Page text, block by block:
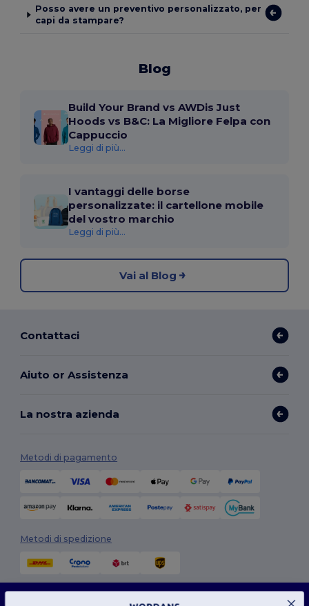
Posso avere un preventivo personalizzato, per
capi da stampare?
Blog
Build Your Brand vs AWDis Just
Hoods vs B&C: La Migliore Felpa con
Cappuccio
Leggi di più...
I vantaggi delle borse
personalizzate: il cartellone mobile
del vostro marchio
Leggi di più...
Vai al Blog
Contattaci
Aiuto or Assistenza
La nostra azienda
Metodi di pagamento
Metodi di spedizione